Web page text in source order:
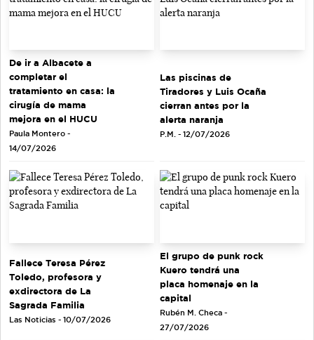
De ir a Albacete a
completar el
tratamiento en casa: la
cirugía de mama
mejora en el HUCU
Paula Montero -
14/07/2026
Las piscinas de
Tiradores y Luis Ocaña
cierran antes por la
alerta naranja
P.M. - 12/07/2026
Fallece Teresa Pérez
Toledo, profesora y
exdirectora de La
Sagrada Familia
Las Noticias - 10/07/2026
El grupo de punk rock
Kuero tendrá una
placa homenaje en la
capital
Rubén M. Checa -
27/07/2026